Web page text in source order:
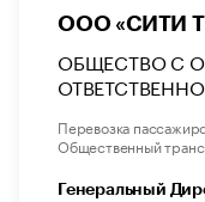
ООО «СИТИ
ОБЩЕСТВО С
Перевозка
Общественный
Генеральный